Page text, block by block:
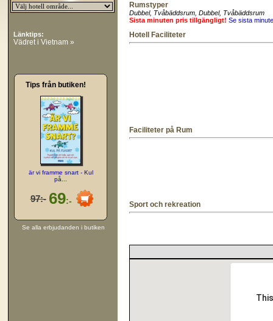
Rumstyper
Dubbel, Tvåbäddsrum , Dubbel, Tvåbäddsrum
Sista minuten pris tillgängligt! Se sista
Hotell Faciliteter
Faciliteter på Rum
Sport och rekreation
Länktips:
Vädret i Vietnam »
Tips från butiken!
är vi framme snart - Kul
på...
97:- 69:-
Se alla erbjudanden i butiken